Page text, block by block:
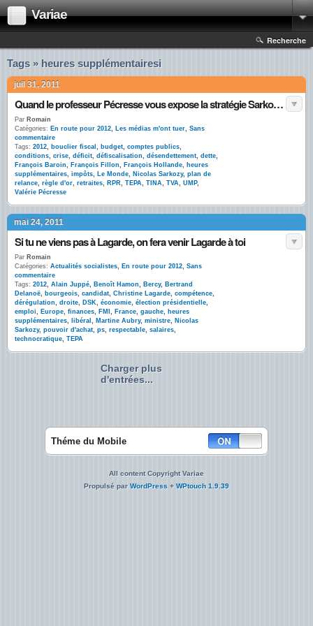
Variae
Recherche
Tags » heures supplémentairesi
juil 31, 2011
Quand le professeur Pécresse vous expose la stratégie Sarkozy pour 2012
Par Romain
Catégories: En route pour 2012, Les médias m'ont tuer, Sans
commentaire
Tags: 2012, bouclier fiscal , budget, comptes publics,
conditions, crise, déficit, défiscalisation, désendettement, dette,
François Baroin, François Fillon, François Hollande, heures
supplémentaires, impôts, Le Monde, Nicolas Sarkozy, plan de
relance, règle d'or, retraites, RPR, TEPA, TINA, TVA, UMP,
Valérie Pécresse
mai 24, 2011
Si tu ne viens pas à Lagarde, on fera venir Lagarde à toi
Par Romain
Catégories: Actualités socialistes, En route pour 2012, Sans
commentaire
Tags: 2012, Alain Juppé, Benoît Hamon, Bercy, Bertrand
Delanoë, bourgeois, candidat, Christine Lagarde, compétence,
dérégulation, droite, DSK, économie, élection présidentielle,
emploi, Europe, finances, FMI , France, gauche, heures
supplémentaires, libéral , Martine Aubry, ministre, Nicolas
Sarkozy, pouvoir d'achat, ps, respectable, salaires,
technocratique, TEPA
Charger plus
d'entrées...
Théme du Mobile
All content Copyright Variae
Propulsé parWordPress + WPtouch 1.9.39